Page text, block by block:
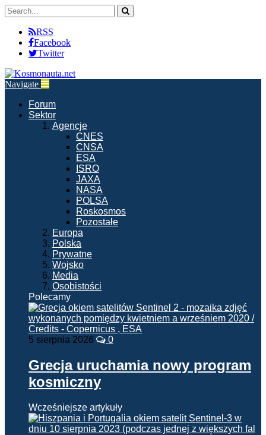
RSS
Facebook
Twitter
Navigate
Forum
Sektor
Agencje
CNES
CNSA
ESA
ISRO
JAXA
NASA
POLSA
Roskosmos
Pozostałe
Europa
Polska
Prywatne
Wojsko
Media
Osobistości
Polecamy
5 sierpnia 2026 0
Grecja uruchamia nowy program
kosmiczny
Wcześniejsze artykuły